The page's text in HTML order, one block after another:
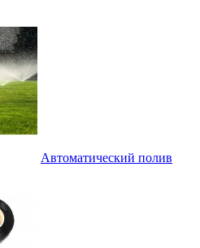
Автоматический полив